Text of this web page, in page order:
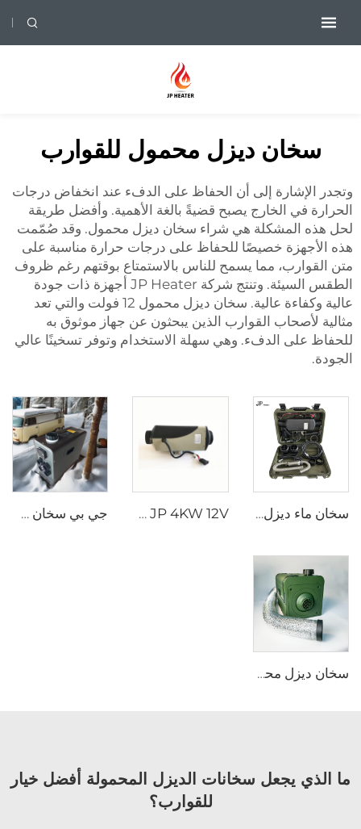
سخان ديزل محمول للقوارب
وتجدر الإشارة إلى أن الحفاظ على الدفء عند انخفاض درجات
الحرارة في الخارج يصبح قضيةً بالغة الأهمية. وأفضل طريقة
لحل هذه المشكلة هي شراء سخان ديزل محمول. وقد صُمّمت
هذه الأجهزة خصيصًا للحفاظ على درجات حرارة مناسبة على
متن القوارب، مما يسمح للناس بالاستمتاع بوقتهم رغم ظروف
الطقس السيئة. وتنتج شركة JP Heater أجهزة ذات جودة
عالية وكفاءة عالية. سخان ديزل محمول 12 فولت
والتي تعد
مثالية لأصحاب القوارب الذين يبحثون عن جهاز موثوق به
للحفاظ على الدفء. وهي سهلة الاستخدام وتوفر تسخينًا عالي
الجودة.
سخان ماء ديزل هوائي عالمي 2kw كل شيء في واحد 12V و 24V سخان هوائي ديزل للوقوف خيمة محمولة سخان ديزل للتخييم JP 4KW 12V سخان السيارة محرك وقود الوقود سخان وقود الوقود السفن سخان الديزل مماثل لـ Webasto جي بي سخان سيارات الديزل عالي الجودة 2kw جميعها في واحد سخان سيارات الديزل سخانات مواقف السيارات 12v 24v للسيارات شاحنة RV
سخان ديزل محمول صارم الاختيار من شركة JP للسيارات الترفيهية (RV) وسخان وقوف للخيام والمركبات المُتنقِّلة، يولد الكهرباء ذاتيًّا
ما الذي يجعل سخانات الديزل المحمولة أفضل خيار
للقوارب؟